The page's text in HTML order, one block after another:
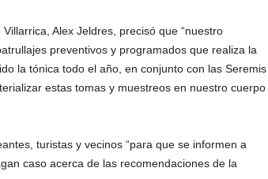
Alex Jeldres, precisó que “nuestro
preventivos y programados que realiza la
la tónica todo el año, en conjunto con las Seremis
estas tomas y muestreos en nuestro cuerpo
turistas y vecinos “para que se informen a
caso acerca de las recomendaciones de la